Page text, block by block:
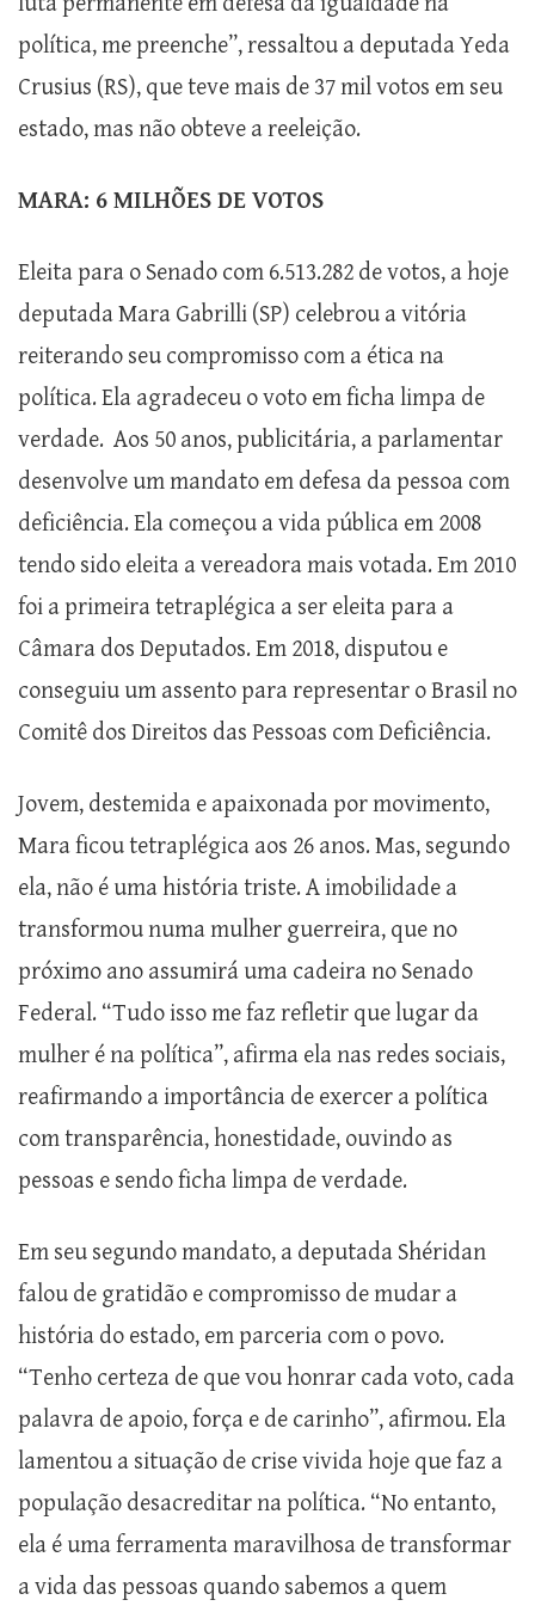
política, me preenche”, ressaltou a deputada Yeda
Crusius (RS), que teve mais de 37 mil votos em seu
estado, mas não obteve a reeleição.
MARA: 6 MILHÕES DE VOTOS
Eleita para o Senado com 6.513.282 de votos, a hoje
deputada Mara Gabrilli (SP) celebrou a vitória
reiterando seu compromisso com a ética na
política. Ela agradeceu o voto em ficha limpa de
verdade. Aos 50 anos, publicitária, a parlamentar
desenvolve um mandato em defesa da pessoa com
deficiência. Ela começou a vida pública em 2008
tendo sido eleita a vereadora mais votada. Em 2010
foi a primeira tetraplégica a ser eleita para a
Câmara dos Deputados. Em 2018, disputou e
conseguiu um assento para representar o Brasil no
Comitê dos Direitos das Pessoas com Deficiência.
Jovem, destemida e apaixonada por movimento,
Mara ficou tetraplégica aos 26 anos. Mas, segundo
ela, não é uma história triste. A imobilidade a
transformou numa mulher guerreira, que no
próximo ano assumirá uma cadeira no Senado
Federal. “Tudo isso me faz refletir que lugar da
mulher é na política”, afirma ela nas redes sociais,
reafirmando a importância de exercer a política
com transparência, honestidade, ouvindo as
pessoas e sendo ficha limpa de verdade.
Em seu segundo mandato, a deputada Shéridan
falou de gratidão e compromisso de mudar a
história do estado, em parceria com o povo.
“Tenho certeza de que vou honrar cada voto, cada
palavra de apoio, força e de carinho”, afirmou. Ela
lamentou a situação de crise vivida hoje que faz a
população desacreditar na política. “No entanto,
ela é uma ferramenta maravilhosa de transformar
a vida das pessoas quando sabemos a quem